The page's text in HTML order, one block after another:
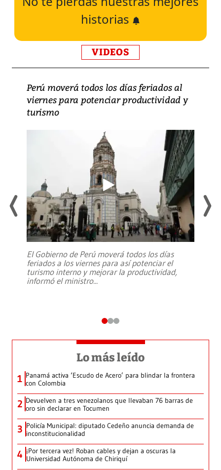
historias
VIDEOS
Perú moverá todos los días feriados al
viernes para potenciar productividad y
turismo
El Gobierno de Perú moverá todos los días
feriados a los viernes para así potenciar el
turismo interno y mejorar la productividad,
informó el ministro...
Lo más leído
1 Panamá activa ‘Escudo de Acero’ para blindar la frontera
con Colombia
2 Devuelven a tres venezolanos que llevaban 76 barras de
oro sin declarar en Tocumen
3 Policía Municipal: diputado Cedeño anuncia demanda de
inconstitucionalidad
4 ¡Por tercera vez! Roban cables y dejan a oscuras la
Universidad Autónoma de Chiriquí